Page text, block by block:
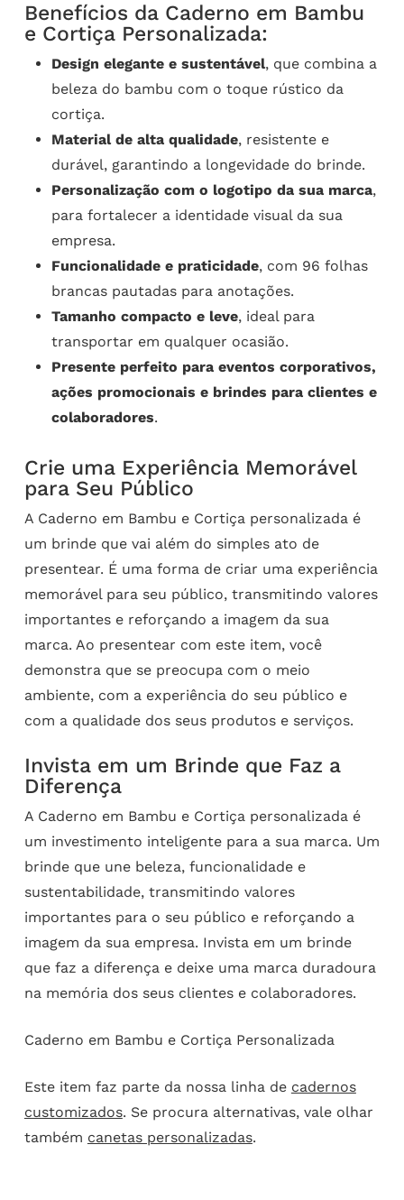
Benefícios da Caderno em Bambu
e Cortiça Personalizada:
Design elegante e sustentável, que combina a
beleza do bambu com o toque rústico da
cortiça.
Material de alta qualidade, resistente e
durável, garantindo a longevidade do brinde.
Personalização com o logotipo da sua marca,
para fortalecer a identidade visual da sua
empresa.
Funcionalidade e praticidade, com 96 folhas
brancas pautadas para anotações.
Tamanho compacto e leve, ideal para
transportar em qualquer ocasião.
Presente perfeito para eventos corporativos,
ações promocionais e brindes para clientes e
colaboradores.
Crie uma Experiência Memorável
para Seu Público
A Caderno em Bambu e Cortiça personalizada é
um brinde que vai além do simples ato de
presentear. É uma forma de criar uma experiência
memorável para seu público, transmitindo valores
importantes e reforçando a imagem da sua
marca. Ao presentear com este item, você
demonstra que se preocupa com o meio
ambiente, com a experiência do seu público e
com a qualidade dos seus produtos e serviços.
Invista em um Brinde que Faz a
Diferença
A Caderno em Bambu e Cortiça personalizada é
um investimento inteligente para a sua marca. Um
brinde que une beleza, funcionalidade e
sustentabilidade, transmitindo valores
importantes para o seu público e reforçando a
imagem da sua empresa. Invista em um brinde
que faz a diferença e deixe uma marca duradoura
na memória dos seus clientes e colaboradores.
Caderno em Bambu e Cortiça Personalizada
Este item faz parte da nossa linha de cadernos
customizados. Se procura alternativas, vale olhar
também canetas personalizadas.